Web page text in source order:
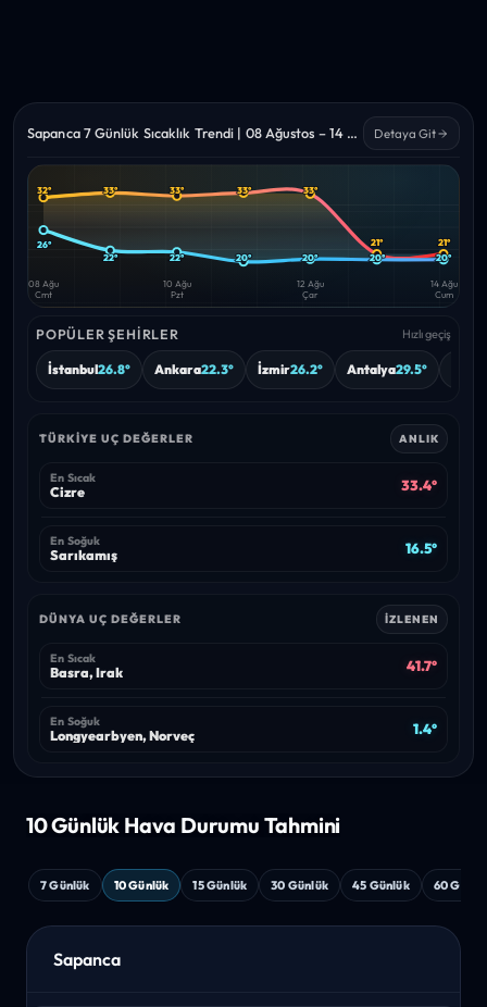
Sapanca 7 Günlük Sıcaklık Trendi | 08 Ağustos – 14 Ağustos 2026 Detaya Git
Yüksek Düşük
32°
26°
33°
22°
33°
22°
33°
20°
33°
20°
21°
20°
21°
20°
08 Ağu
Cmt
10 Ağu
Pzt
12 Ağu
Çar
14 Ağu
Cum
POPÜLER ŞEHIRLER Hızlı geçiş
İstanbul26.8° Ankara22.3° İzmir26.2° Antalya29.5°
TÜRKIYE UÇ DEĞERLER ANLIK
En Sıcak
Cizre 33.4°
En Soğuk
Sarıkamış 16.5°
DÜNYA UÇ DEĞERLER İZLENEN
En Sıcak
Basra, Irak 41.7°
En Soğuk
Longyearbyen, Norveç 1.4°
10 Günlük Hava Durumu Tahmini
7 Günlük 10 Günlük 15 Günlük 30 Günlük 45 Günlük 60
Sapanca